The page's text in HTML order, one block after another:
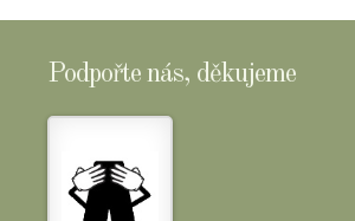
Podpořte nás, děkujeme